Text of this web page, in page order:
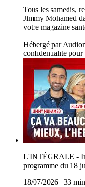
Tous les samedis,
Jimmy Mohamed
votre magazine
Hébergé par
confidentialite pour
L'INTÉGRALE -
programme du 18
18/07/2026
33 min